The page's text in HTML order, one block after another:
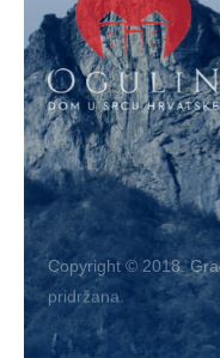
Copyright © 2018.
pridržana.